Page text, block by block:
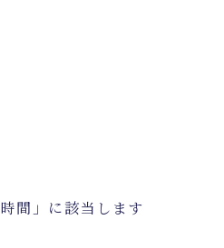
間」に該当します